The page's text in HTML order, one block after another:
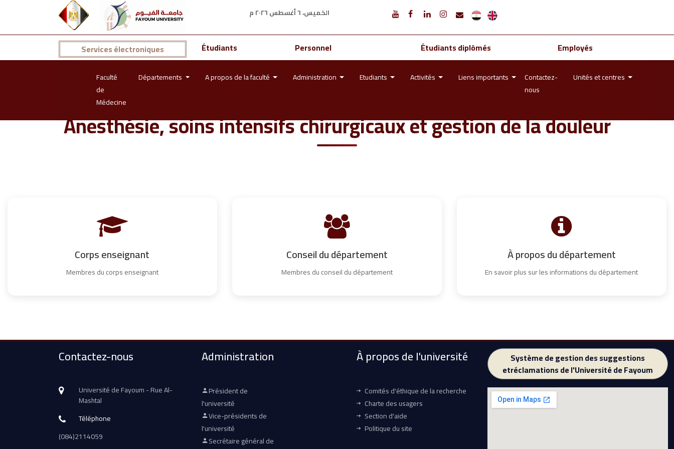
الخميس، ٦ أغسطس ٢٠٢٦ م
Services électroniques Étudiants Personnel Étudiants diplômés Employés
Faculté
de
Médecine
Départements A propos de la faculté Administration Etudiants Activités Liens importants
Contactez-
nous
Unités et centres
Anesthésie, soins intensifs chirurgicaux et gestion de la douleur
Corps enseignant
Membres du corps enseignant
Conseil du département
Membres du conseil du département
À propos du département
En savoir plus sur les informations du département
Contactez-nous
Université de Fayoum - Rue Al-
Mashtal
Téléphone
(084)2114059
Administration
Président de
l'université
Vice-présidents de
l'université
Secrétaire général de
À propos de l'université
Comités d'éthique de la recherche
Charte des usagers
Section d'aide
Politique du site
Système de gestion des suggestions
etréclamations de l'Université de Fayoum